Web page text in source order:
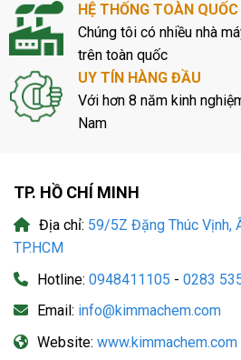
HỆ THỐNG TOÀN QUỐC
Chúng tôi có nhiều nhà
trên toàn quốc
UY TÍN HÀNG ĐẦU
Với hơn 8 năm kinh
Nam
TP. HỒ CHÍ MINH
Địa chỉ: 59/5Z Đặng Thúc Vịnh,
TP.HCM
Hotline: 0948411105 - 0283
Email: info@kimmachem.com
Website: www.kimmachem.com